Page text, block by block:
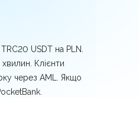
USDT на PLN.
Клієнти
через AML. Якщо